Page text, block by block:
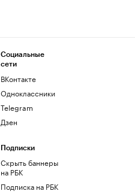
Социальные
сети
ВКонтакте
Одноклассники
Telegram
Дзен
Подписки
Скрыть баннеры
на РБК
Подписка на РБК